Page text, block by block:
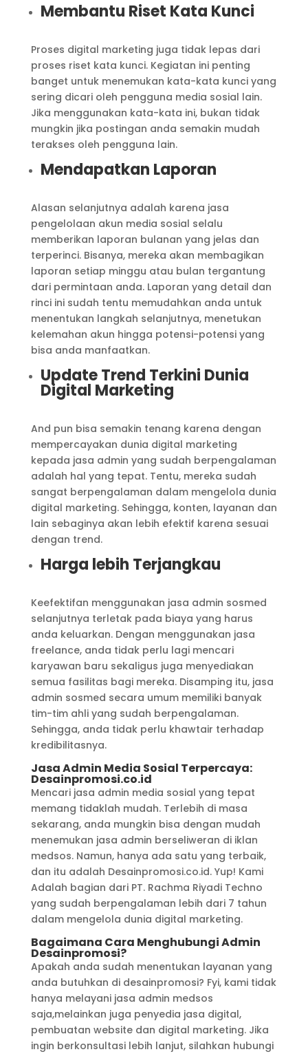
Membantu Riset Kata Kunci
Proses digital marketing juga tidak lepas dari
proses riset kata kunci. Kegiatan ini penting
banget untuk menemukan kata-kata kunci yang
sering dicari oleh pengguna media sosial lain.
Jika menggunakan kata-kata ini, bukan tidak
mungkin jika postingan anda semakin mudah
terakses oleh pengguna lain.
Mendapatkan Laporan
Alasan selanjutnya adalah karena jasa
pengelolaan akun media sosial selalu
memberikan laporan bulanan yang jelas dan
terperinci. Bisanya, mereka akan membagikan
laporan setiap minggu atau bulan tergantung
dari permintaan anda. Laporan yang detail dan
rinci ini sudah tentu memudahkan anda untuk
menentukan langkah selanjutnya, menetukan
kelemahan akun hingga potensi-potensi yang
bisa anda manfaatkan.
Update Trend Terkini Dunia
Digital Marketing
And pun bisa semakin tenang karena dengan
mempercayakan dunia digital marketing
kepada jasa admin yang sudah berpengalaman
adalah hal yang tepat. Tentu, mereka sudah
sangat berpengalaman dalam mengelola dunia
digital marketing. Sehingga, konten, layanan dan
lain sebaginya akan lebih efektif karena sesuai
dengan trend.
Harga lebih Terjangkau
Keefektifan menggunakan jasa admin sosmed
selanjutnya terletak pada biaya yang harus
anda keluarkan. Dengan menggunakan jasa
freelance, anda tidak perlu lagi mencari
karyawan baru sekaligus juga menyediakan
semua fasilitas bagi mereka. Disamping itu, jasa
admin sosmed secara umum memiliki banyak
tim-tim ahli yang sudah berpengalaman.
Sehingga, anda tidak perlu khawtair terhadap
kredibilitasnya.
Jasa Admin Media Sosial Terpercaya:
Desainpromosi.co.id
Mencari jasa admin media sosial yang tepat
memang tidaklah mudah. Terlebih di masa
sekarang, anda mungkin bisa dengan mudah
menemukan jasa admin berseliweran di iklan
medsos. Namun, hanya ada satu yang terbaik,
dan itu adalah Desainpromosi.co.id. Yup! Kami
Adalah bagian dari PT. Rachma Riyadi Techno
yang sudah berpengalaman lebih dari 7 tahun
dalam mengelola dunia digital marketing.
Bagaimana Cara Menghubungi Admin
Desainpromosi?
Apakah anda sudah menentukan layanan yang
anda butuhkan di desainpromosi? Fyi, kami tidak
hanya melayani jasa admin medsos
saja,melainkan juga penyedia jasa digital,
pembuatan website dan digital marketing. Jika
ingin berkonsultasi lebih lanjut, silahkan hubungi